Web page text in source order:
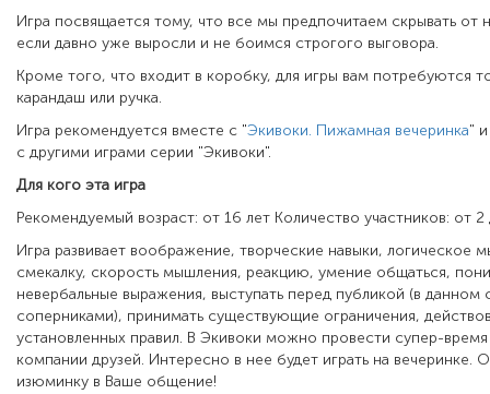
Игра посвящается тому, что все мы предпочитаем скрывать
если давно уже выросли и не боимся строгого выговора.
Кроме того, что входит в коробку, для игры вам потребуются
карандаш или ручка.
Игра рекомендуется вместе с "Экивоки. Пижамная вечеринка"
с другими играми серии "Экивоки".
Для кого эта игра
Рекомендуемый возраст: от 16 лет Количество участников: от
Игра развивает воображение, творческие навыки, логическое
смекалку, скорость мышления, реакцию, умение общаться,
невербальные выражения, выступать перед публикой (в данном
соперниками), принимать существующие ограничения,
установленных правил. В Экивоки можно провести супер-
компании друзей. Интересно в нее будет играть на вечеринке.
изюминку в Ваше общение!